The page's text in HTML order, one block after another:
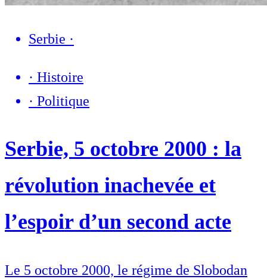
Serbie ·
· Histoire
· Politique
Serbie, 5 octobre 2000 : la
révolution inachevée et
l’espoir d’un second acte
Le 5 octobre 2000, le régime de Slobodan